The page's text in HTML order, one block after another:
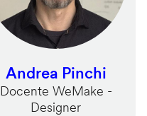
Andrea Pinchi
Docente WeMake -
Designer